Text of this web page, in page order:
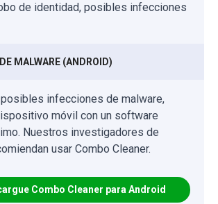
de identidad, posibles infecciones
MALWARE (ANDROID)
posibles infecciones de malware,
móvil con un software
Nuestros investigadores de
usar Combo Cleaner.
Combo Cleaner para Android